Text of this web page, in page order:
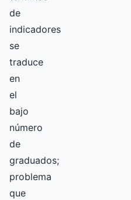
de
indicadores
se
traduce
en
el
bajo
número
de
graduados;
problema
que